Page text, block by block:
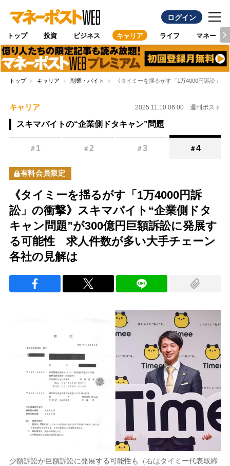
ログイン
トップ 投資 ビジネス キャリア ライフ マネー
トップ キャリア 副業・バイト 《タイミーを揺るがす「1万4000円訴訟」
キャリア 2025.11.10 06:00 週刊ポスト
スキマバイトの“企業側ドタキャン”問題
＃ 1 ＃2 ＃3 ＃4
有料会員限定
《タイミーを揺るがす「1万4000円訴
訟」の衝撃》スキマバイト“企業側ドタ
キャン問題”が300億円巨額訴訟に発展す
る可能性 求人件数が多い大手チェーン
各社の見解は
少額訴訟が巨額訴訟に発展する可能性も（右はタイミー代表取締